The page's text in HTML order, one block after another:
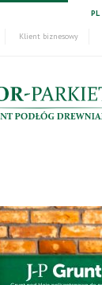
Klient biznesowy
PL